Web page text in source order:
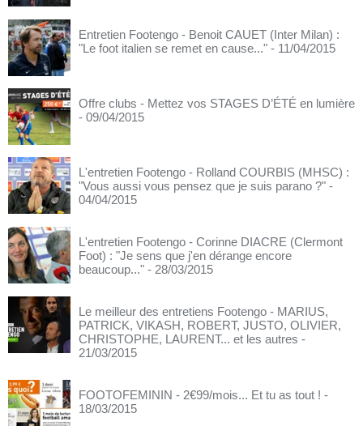
Entretien Footengo - Benoit CAUET (Inter Milan) :
"Le foot italien se remet en cause..." - 11/04/2015
Offre clubs - Mettez vos STAGES D’ÉTÉ en lumière
- 09/04/2015
L'entretien Footengo - Rolland COURBIS (MHSC) :
"Vous aussi vous pensez que je suis parano ?" -
04/04/2015
L'entretien Footengo - Corinne DIACRE (Clermont
Foot) : "Je sens que j'en dérange encore
beaucoup..." - 28/03/2015
Le meilleur des entretiens Footengo - MARIUS,
PATRICK, VIKASH, ROBERT, JUSTO, OLIVIER,
CHRISTOPHE, LAURENT... et les autres -
21/03/2015
FOOTOFEMININ - 2€99/mois... Et tu as tout ! -
18/03/2015